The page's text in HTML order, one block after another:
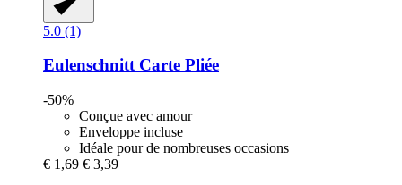
5.0 (1)
EulenschnittCarte Pliée
-50%
Conçue avec amour
Enveloppe incluse
Idéale pour de nombreuses occasions
€ 1,69 € 3,39